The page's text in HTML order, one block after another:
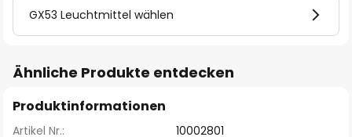
GX53 Leuchtmittel wählen
Ähnliche Produkte entdecken
Produktinformationen
Artikel Nr.: 10002801